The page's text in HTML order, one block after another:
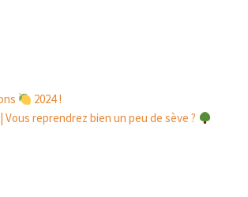
2024 !
Vous reprendrez bien un peu de sève ?